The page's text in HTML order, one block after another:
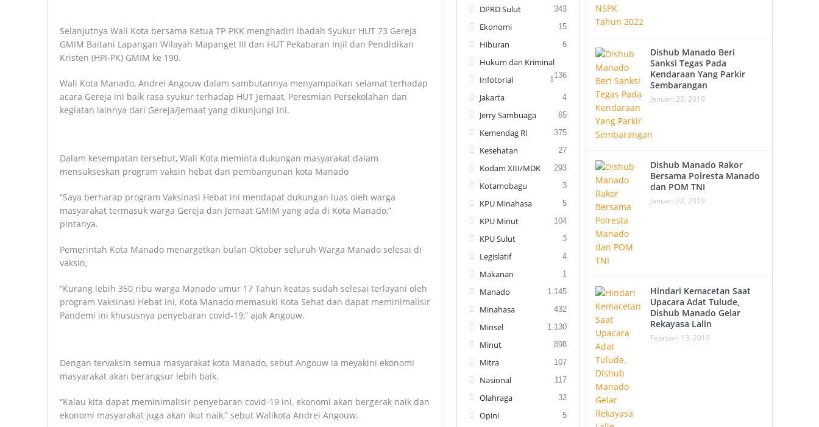
Selanjutnya Wali Kota bersama Ketua TP-PKK menghadiri Ibadah Syukur HUT 73 Gereja
GMIM Baitani Lapangan Wilayah Mapanget III dan HUT Pekabaran Injil dan Pendidikan
Kristen (HPI-PK) GMIM ke 190.
Wali Kota Manado, Andrei Angouw dalam sambutannya menyampaikan selamat terhadap
acara Gereja ini baik rasa syukur terhadap HUT Jemaat, Peresmian Persekolahan dan
kegiatan lainnya dari Gereja/Jemaat yang dikunjungi ini.
Dalam kesempatan tersebut, Wali Kota meminta dukungan masyarakat dalam
mensukseskan program vaksin hebat dan pembangunan kota Manado
“Saya berharap program Vaksinasi Hebat ini mendapat dukungan luas oleh warga
masyarakat termasuk warga Gereja dan Jemaat GMIM yang ada di Kota Manado,”
pintanya.
Pemerintah Kota Manado menargetkan bulan Oktober seluruh Warga Manado selesai di
vaksin,
“Kurang lebih 350 ribu warga Manado umur 17 Tahun keatas sudah selesai terlayani oleh
program Vaksinasi Hebat ini, Kota Manado memasuki Kota Sehat dan dapat meminimalisir
Pandemi ini khususnya penyebaran covid-19,” ajak Angouw.
Dengan tervaksin semua masyarakat kota Manado, sebut Angouw ia meyakini ekonomi
masyarakat akan berangsur lebih baik.
“Kalau kita dapat meminimalisir penyebaran covid-19 ini, ekonomi akan bergerak naik dan
ekonomi masyarakat juga akan ikut naik,” sebut Walikota Andrei Angouw.
DPRD Sulut 343
Ekonomi 15
Hiburan 6
Hukum dan Kriminal
136
Infotorial 1
Jakarta 4
Jerry Sambuaga 65
Kemendag RI 375
Kesehatan 27
Kodam XIII/MDK 293
Kotamobagu 3
KPU Minahasa 5
KPU Minut 104
KPU Sulut 3
Legislatif 4
Makanan 1
Manado 1.145
Minahasa 432
Minsel 1.130
Minut 898
Mitra 107
Nasional 117
Olahraga 32
Opini 5
Dishub Manado Beri
Sanksi Tegas Pada
Kendaraan Yang Parkir
Sembarangan
Januari 23, 2019
Dishub Manado Rakor
Bersama Polresta Manado
dan POM TNI
Januari 22, 2019
Hindari Kemacetan Saat
Upacara Adat Tulude,
Dishub Manado Gelar
Rekayasa Lalin
Februari 13, 2019